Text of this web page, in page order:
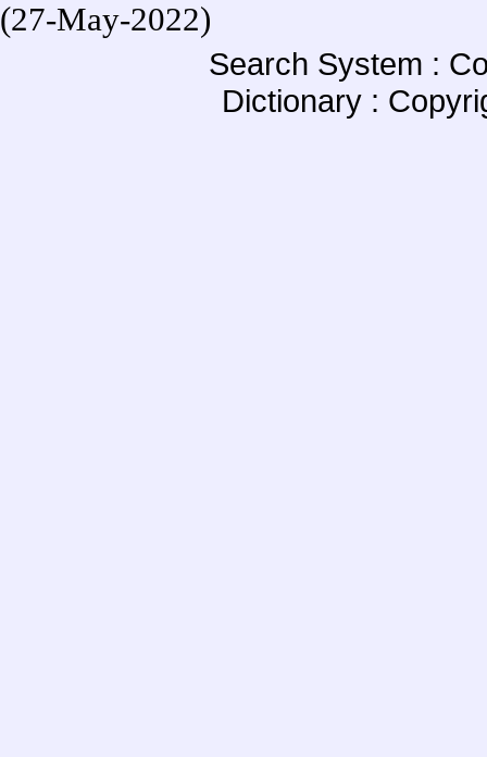
(27-May-2022)
Search System :
Dictionary :